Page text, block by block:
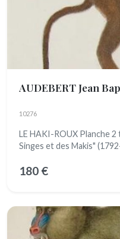
AUDEBERT Jean
10276
LE HAKI-ROUX Planche
Singes et des Makis"
180 €